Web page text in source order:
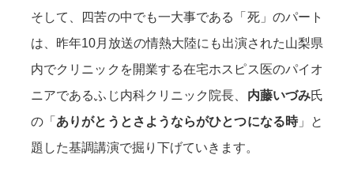
そして、四苦の中でも一大事である「死」のパート
は、昨年10月放送の情熱大陸にも出演された山梨県
内でクリニックを開業する在宅ホスピス医のパイオ
ニアであるふじ内科クリニック院長、 内藤いづみ氏
の「 ありがとうとさようならがひとつになる時」と
題した基調講演で掘り下げていきます。